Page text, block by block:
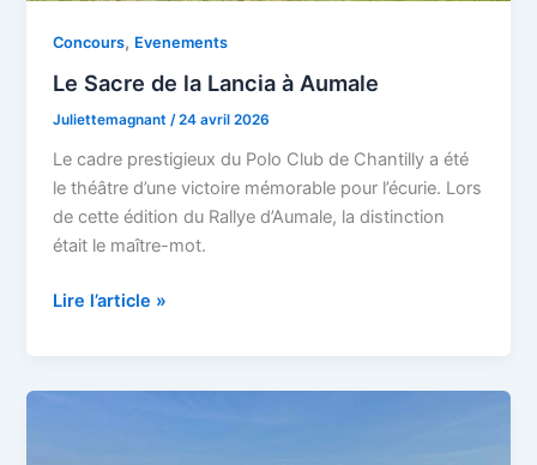
Concours, Evenements
Le Sacre de la Lancia à Aumale
Juliettemagnant/24 avril 2026
Le cadre prestigieux du Polo Club de Chantilly a été
le théâtre d’une victoire mémorable pour l’écurie. Lors
de cette édition du Rallye d’Aumale, la distinction
était le maître-mot.
Lire l’article »